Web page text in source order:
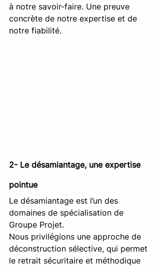
à notre savoir-faire. Une preuve
concrète de notre expertise et de
notre fiabilité.
2- Le désamiantage, une expertise
pointue
Le désamiantage est l’un des
domaines de spécialisation de
Groupe Projet.
Nous privilégions une approche de
déconstruction sélective, qui permet
le retrait sécuritaire et méthodique